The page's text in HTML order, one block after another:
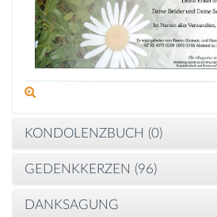
KONDOLENZBUCH (0)
GEDENKKERZEN (96)
DANKSAGUNG